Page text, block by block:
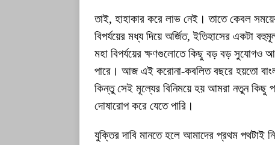
তাই, হাহাকার করে লাভ নেই। তাতে কেবল
বিপর্যয়ের মধ্য দিয়ে অর্জিত, ইতিহাসের একটা
মহা বিপর্যয়ের ক্ষণগুলোতে কিছু বড় বড় সুযোগও
পারে। আজ এই করোনা-কবলিত বছরে হয়তো
কিন্তু সেই মূল্যের বিনিময়ে হয় আমরা নতুন কিছু
দোষারোপ করে যেতে পারি।
যুক্তির দাবি মানতে হলে আমাদের প্রথম পথটাই